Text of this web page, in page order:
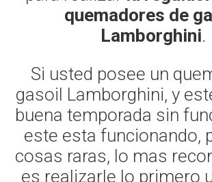
quemadores de
Lamborghini.
Si usted posee un
gasoil Lamborghini, y
buena temporada sin
este esta funcionando,
cosas raras, lo mas
es realizarle lo primero